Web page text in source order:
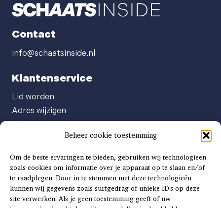
Beheer cookie toestemming
Om de beste ervaringen te bieden, gebruiken wij technologieën
zoals cookies om informatie over je apparaat op te slaan en/of
te raadplegen. Door in te stemmen met deze technologieën
kunnen wij gegevens zoals surfgedrag of unieke ID's op deze
site verwerken. Als je geen toestemming geeft of uw
Contact
info@schaatsinside.nl
Klantenservice
Lid worden
Adres wijzigen
Abonnement opzeggen
Afgeven automatische incasso
Factuur betalen
Klachtenformulier
Overige vragen